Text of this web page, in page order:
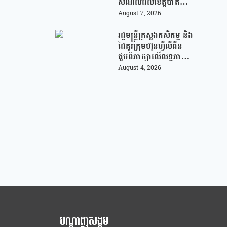
ដំបង ដើម្បីជួយលើក
គ្រប់គ្រងសំណល់
August 7, 2026
រដ្ឋមន្រ្តីក្រសួងកសិកម្ម និង
ដៃគូរក្រុមហ៊ុនហ្វីលីពីន
ជួបពិភាក្សាលើលទ្ធភាព
ជំរុញការនាំចេញកសិផល
August 4, 2026
បណ្ដាញសង្គម